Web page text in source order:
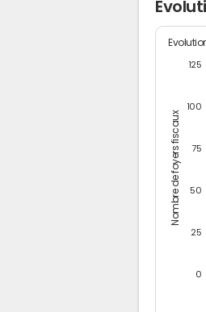
Nombre de foyers fiscaux
0
25
50
75
100
125